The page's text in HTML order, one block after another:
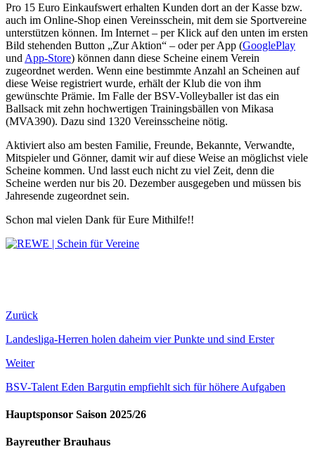
Pro 15 Euro Einkaufswert erhalten Kunden dort an der Kasse bzw.
auch im Online-Shop einen Vereinsschein, mit dem sie Sportvereine
unterstützen können. Im Internet – per Klick auf den unten im ersten
Bild stehenden Button „Zur Aktion“ – oder per App (GooglePlay
und App-Store) können dann diese Scheine einem Verein
zugeordnet werden. Wenn eine bestimmte Anzahl an Scheinen auf
diese Weise registriert wurde, erhält der Klub die von ihm
gewünschte Prämie. Im Falle der BSV-Volleyballer ist das ein
Ballsack mit zehn hochwertigen Trainingsbällen von Mikasa
(MVA390). Dazu sind 1320 Vereinsscheine nötig.
Aktiviert also am besten Familie, Freunde, Bekannte, Verwandte,
Mitspieler und Gönner, damit wir auf diese Weise an möglichst viele
Scheine kommen. Und lasst euch nicht zu viel Zeit, denn die
Scheine werden nur bis 20. Dezember ausgegeben und müssen bis
Jahresende zugeordnet sein.
Schon mal vielen Dank für Eure Mithilfe!!
Zurück
Landesliga-Herren holen daheim vier Punkte und sind Erster
Weiter
BSV-Talent Eden Bargutin empfiehlt sich für höhere Aufgaben
Hauptsponsor Saison 2025/26
Bayreuther Brauhaus